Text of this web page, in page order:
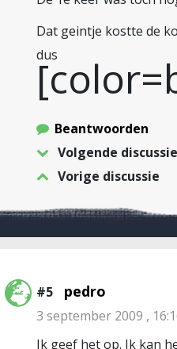
Dat geintje kostte de
dus
Beantwoorden
Volgende discussie
Vorige discussie
#5 pedro
3 september 2009 ,
Ik geef het op. Ik kan